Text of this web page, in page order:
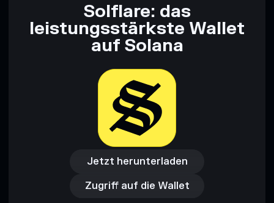
Solflare: das
leistungsstärkste Wallet
auf Solana
Jetzt herunterladen
Jetzt herunterladen
Zugriff auf die Wallet
Zugriff auf die Wallet